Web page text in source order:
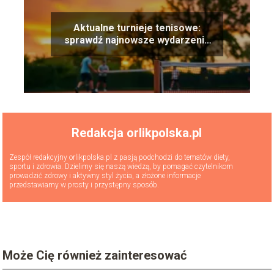
Aktualne turnieje tenisowe:
sprawdź najnowsze wydarzenia
sportowe!
Redakcja orlikpolska.pl
Zespół redakcyjny orlikpolska.pl z pasją podchodzi do tematów diety,
sportu i zdrowia. Dzielimy się naszą wiedzą, by pomagać czytelnikom
prowadzić zdrowy i aktywny styl życia, a złożone informacje
przedstawiamy w prosty i przystępny sposób.
Może Cię również zainteresować